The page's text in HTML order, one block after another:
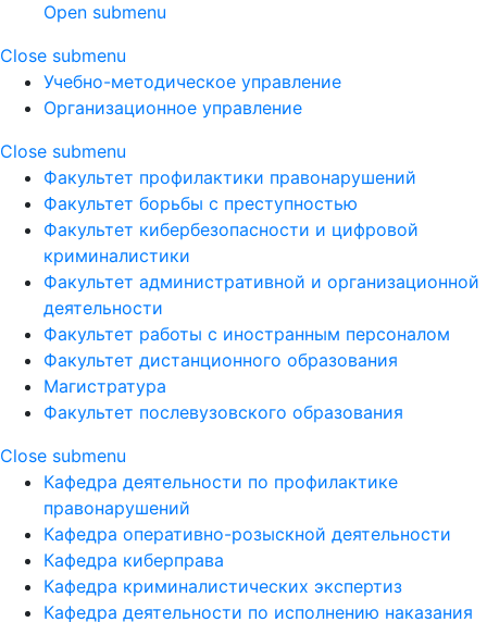
Open submenu
Close submenu
Учебно-методическое управление
Организационное управление
Close submenu
Факультет профилактики правонарушений
Факультет борьбы с преступностью
Факультет кибербезопасности и цифровой
криминалистики
Факультет административной и организационной
деятельности
Факультет работы с иностранным персоналом
Факультет дистанционного образования
Магистратура
Факультет послевузовского образования
Close submenu
Кафедра деятельности по профилактике
правонарушений
Кафедра оперативно-розыскной деятельности
Кафедра киберправа
Кафедра криминалистических экспертиз
Кафедра деятельности по исполнению наказания